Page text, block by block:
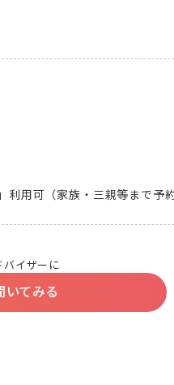
利用可（家族・三親等まで予
バイザーに
いてみる